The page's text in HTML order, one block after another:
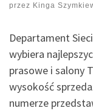
przez Kinga
Departament
wybiera
prasowe i salony
wysokość
numerze